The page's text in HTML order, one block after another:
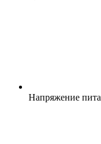
Напряжение